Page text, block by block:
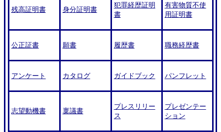
残高証明書 身分証明書
犯罪経歴証明
書
有害物質不使
用証明書
公正証書 願書 履歴書 職務経歴書
アンケート カタログ ガイドブック パンフレット
志望動機書 稟議書
プレスリリー
ス
プレゼンテー
ション